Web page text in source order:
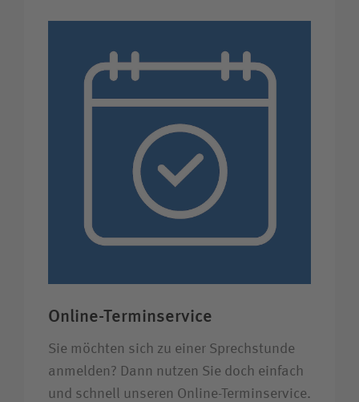
Online-Terminservice
Sie möchten sich zu einer Sprechstunde
anmelden? Dann nutzen Sie doch einfach
und schnell unseren Online-Terminservice.